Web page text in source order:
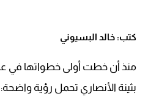
كتب: خالد البسيوني
منذ أن خطت أولى خطواتها في
بثينة الأنصاري تحمل رؤية واضحة: